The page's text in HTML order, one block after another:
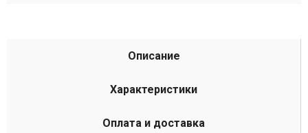
Описание
Характеристики
Оплата и доставка